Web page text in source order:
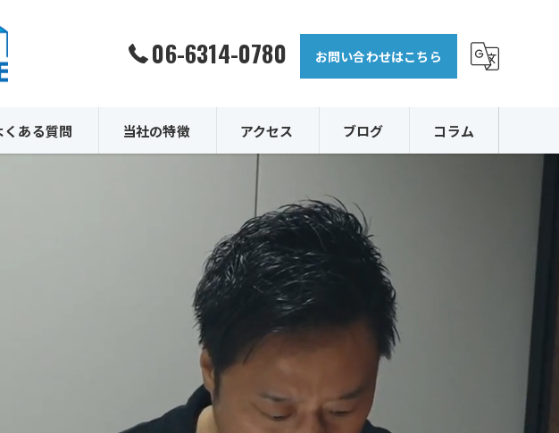
06-6314-0780 お問い合わせはこちら
くある質問 当社の特徴 アクセス ブログ コラム